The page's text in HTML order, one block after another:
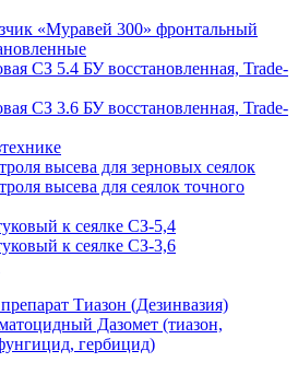
«Муравей 300» фронтальный
СЗ 5.4 БУ восстановленная, Trade-
СЗ 3.6 БУ восстановленная, Trade-
высева для зерновых сеялок
высева для сеялок точного
к сеялке СЗ-5,4
к сеялке СЗ-3,6
Тиазон (Дезинвазия)
Дазомет (тиазон,
гербицид)